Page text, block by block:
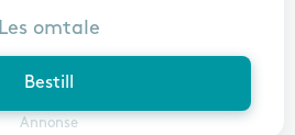
Bestill
Annonse
Les omtale